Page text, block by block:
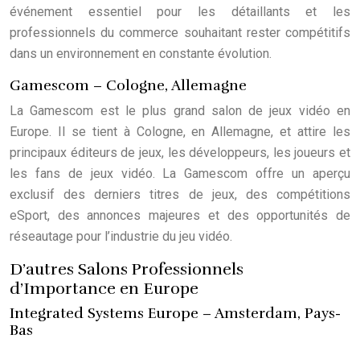
événement essentiel pour les détaillants et les
professionnels du commerce souhaitant rester compétitifs
dans un environnement en constante évolution.
Gamescom – Cologne, Allemagne
La Gamescom est le plus grand salon de jeux vidéo en
Europe. Il se tient à Cologne, en Allemagne, et attire les
principaux éditeurs de jeux, les développeurs, les joueurs et
les fans de jeux vidéo. La Gamescom offre un aperçu
exclusif des derniers titres de jeux, des compétitions
eSport, des annonces majeures et des opportunités de
réseautage pour l’industrie du jeu vidéo.
D’autres Salons Professionnels
d’Importance en Europe
Integrated Systems Europe – Amsterdam, Pays-
Bas